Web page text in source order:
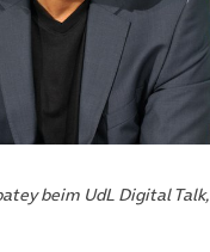
beim UdL Digital Talk,